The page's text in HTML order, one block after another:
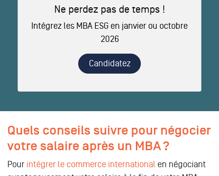
Ne perdez pas de temps !
Intégrez les MBA ESG en janvier ou octobre
2026
Candidatez
Quels conseils suivre pour négocier
votre salaire après un MBA ?
Pour intégrer le commerce international en négociant